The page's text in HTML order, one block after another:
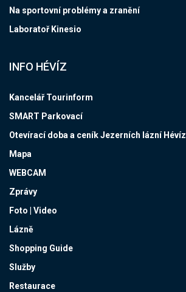
Na sportovní problémy a zranění
Laboratoř Kinesio
INFO HÉVÍZ
Kancelář Tourinform
SMART Parkovací
Otevírací doba a ceník Jezerních lázní Hévíz
Mapa
WEBCAM
Zprávy
Foto | Video
Lázně
Shopping Guide
Služby
Restaurace